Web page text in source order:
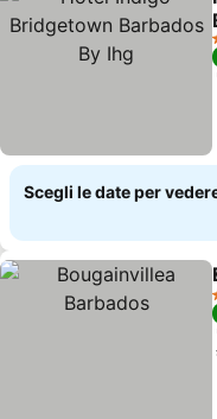
Scegli le date per